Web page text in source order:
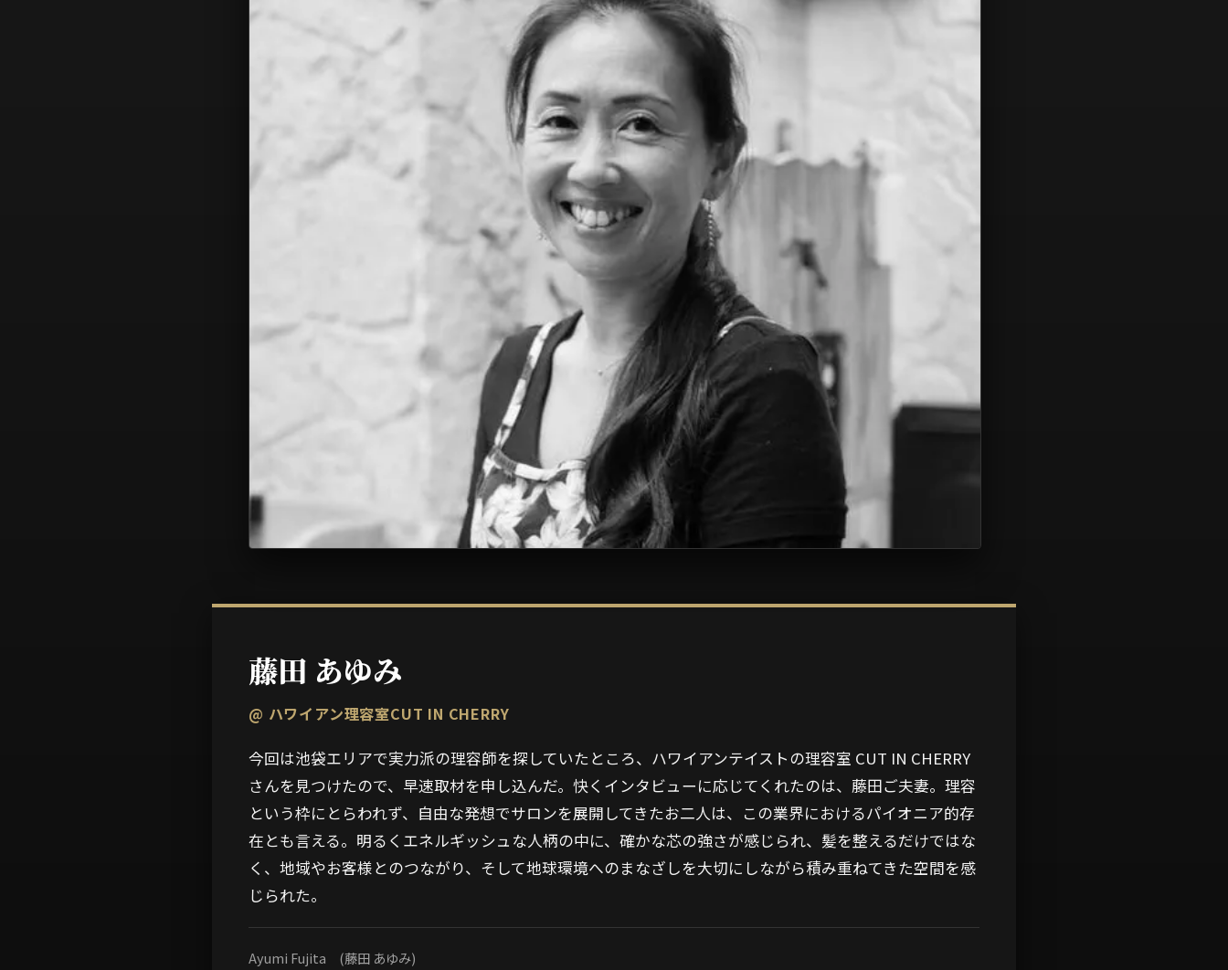
藤田 あゆみ
@ ハワイアン理容室CUT IN CHERRY
今回は池袋エリアで実力派の理容師を探していたところ、ハワイアンテイストの理容室 CUT IN CHERRY
さんを見つけたので、早速取材を申し込んだ。快くインタビューに応じてくれたのは、藤田ご夫妻。理容
という枠にとらわれず、自由な発想でサロンを展開してきたお二人は、この業界におけるパイオニア的存
在とも言える。明るくエネルギッシュな人柄の中に、確かな芯の強さが感じられ、髪を整えるだけではな
く、地域やお客様とのつながり、そして地球環境へのまなざしを大切にしながら積み重ねてきた空間を感
じられた。
Ayumi Fujita (藤田 あゆみ)